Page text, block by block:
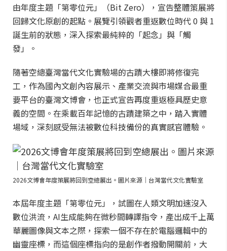
由年度主題「第零位元」（Bit Zero），宣告整體策展將
回歸文化原創的起點。展覽引領觀者重返數位時代 0 與 1
誕生前的狀態，深入探索最純粹的「起念」與「觸
發」。
隨著空總臺灣當代文化實驗場的古蹟大樓即將修復完
工，作為國內文創內容展示、產業交流與市場媒合最重
要平台的臺灣文博會，也正式宣告再度重返極具歷史意
義的空間。在乘載百年記憶的古蹟建築之中，踏入實體
場域，深刻感受無法被數位科技備份的真實感官體驗。
2026文博會年度策展將回到空總展出。圖片來源｜台灣當代文化實驗室
本屆年度主題「第零位元」，試圖在人類文明加速沒入
數位洪流，AI生成能夠在微秒間轉譯指令，產出成千上萬
華麗圖像與文本之際，探索一個不存在於電腦邏輯中的
幽靈座標，而這個座標指向的是創作者撥動開關前，大